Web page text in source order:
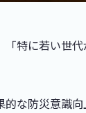
特に若い世
な防災意識